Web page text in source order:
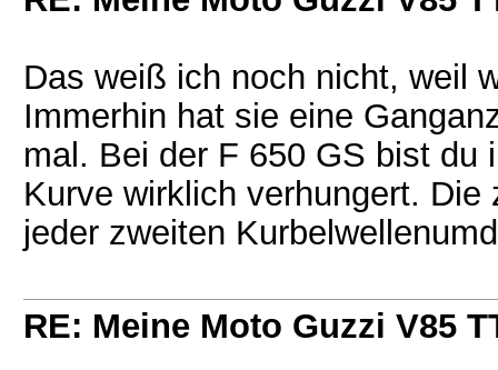
Das weiß ich noch nicht, weil
Immerhin hat sie eine
mal. Bei der F 650 GS bist du
Kurve wirklich verhungert.
jeder zweiten
RE: Meine Moto Guzzi V85